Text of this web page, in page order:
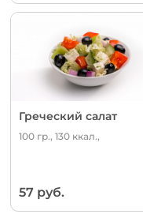
Греческий салат
100 гр., 130 ккал.,
57 руб.